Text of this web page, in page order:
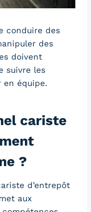
conduire des
des
doivent
suivre les
équipe.
cariste
?
d’entrepôt
aux